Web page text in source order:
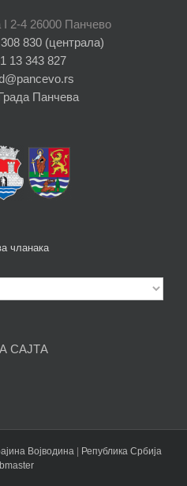
2-4 26000 Панчево
830 (централа)
13 343 827
Панчева
чланака
САЈТА
Војводина
Република Србија